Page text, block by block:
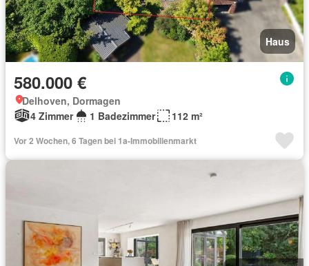
Haus
580.000 €
Delhoven, Dormagen
4 Zimmer
1 Badezimmer 112 m²
Vor 2 Wochen, 6 Tagen bei 1a-Immobilienmarkt